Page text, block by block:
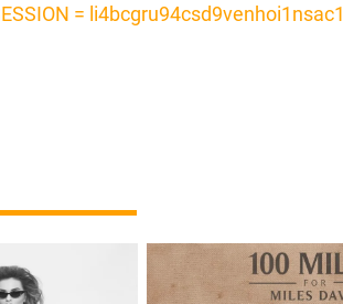
= li4bcgru94csd9venhoi1nsac1